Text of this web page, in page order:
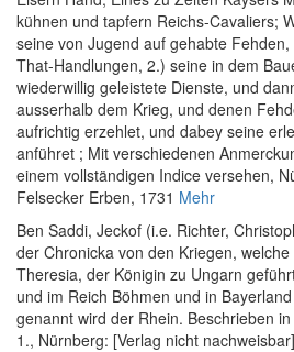
kühnen und tapfern Reichs-Cavaliers;
seine von Jugend auf gehabte
That-Handlungen, 2.) seine in dem
wiederwillig geleistete Dienste, und
ausserhalb dem Krieg, und denen
aufrichtig erzehlet, und dabey seine
anführet ; Mit verschiedenen
einem vollständigen Indice versehen,
Felsecker Erben, 1731 Mehr
Ben Saddi, Jeckof (i.e. Richter,
der Chronicka von den Kriegen,
Theresia, der Königin zu Ungarn
und im Reich Böhmen und in
genannt wird der Rhein. Beschrieben
1., Nürnberg: [Verlag nicht